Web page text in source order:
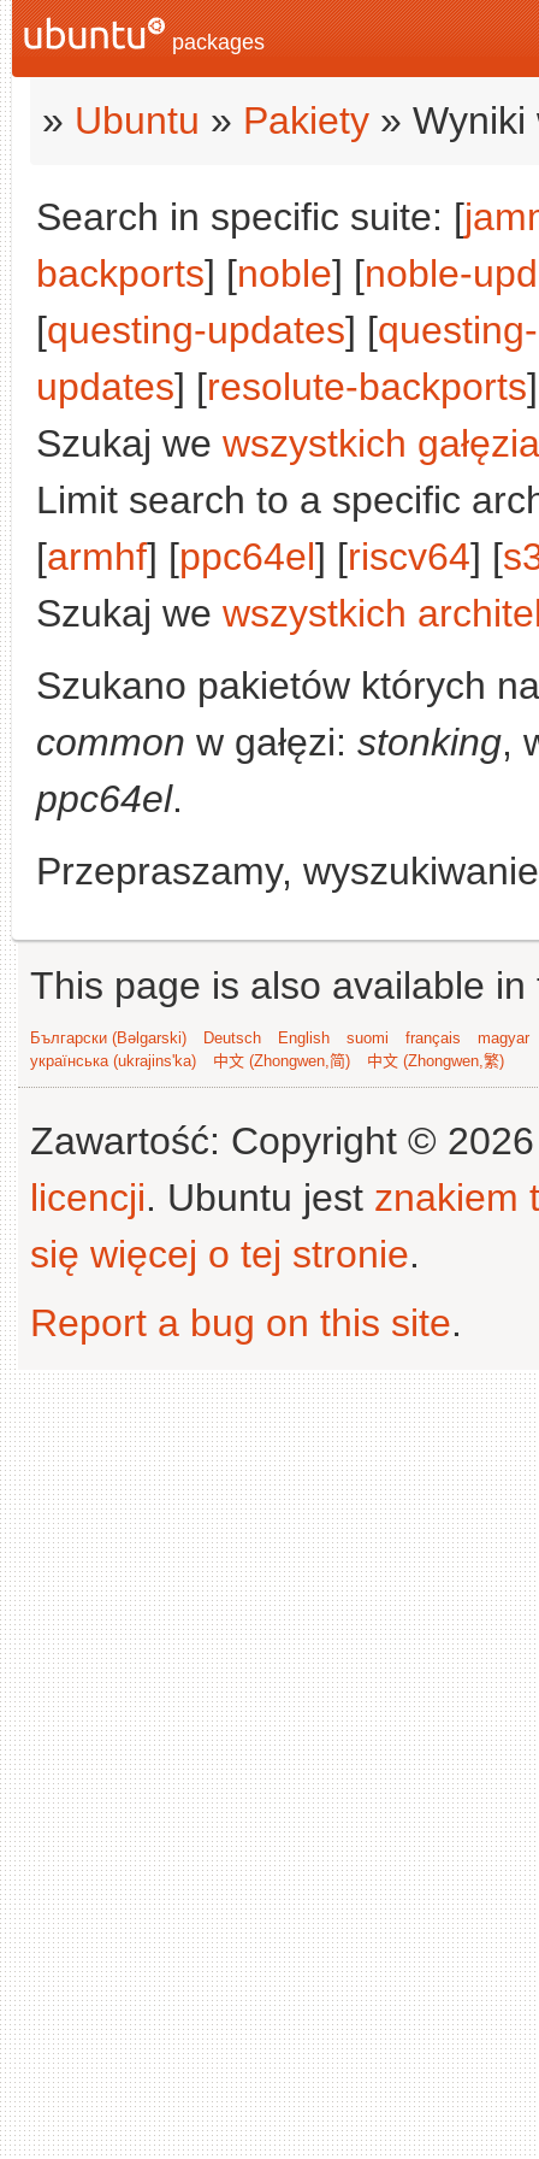
packages
» Ubuntu » Pakiety » Wyniki
Search in specific suite: [
backports] [noble] [noble-
[questing-updates] [
updates] [resolute-backports
Szukaj we wszystkich
Limit search to a specific
[armhf] [ppc64el] [riscv64] [
Szukaj we wszystkich
Szukano pakietów których
common w gałęzi: stonking,
ppc64el.
Przepraszamy,
This page is also available
Български (Bəlgarski) Deutsch English suomi français
magyar
українська (ukrajins'ka)
中文 (Zhongwen,简) 中文 (Zhongwen,繁)
Zawartość: Copyright ©
licencji. Ubuntu jest znakiem
się więcej o tej stronie.
Report a bug on this site.